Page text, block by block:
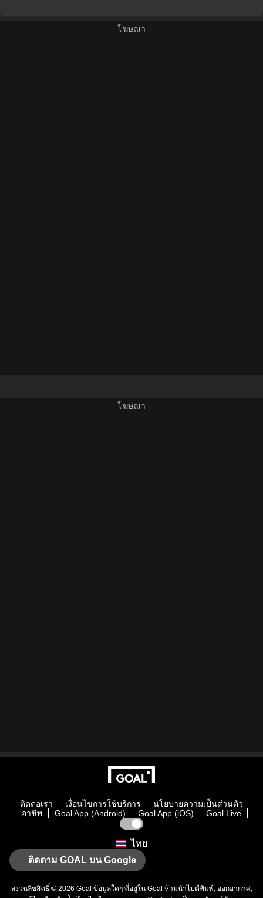
ติดต่อเรา เงื่อนไขการใช้บริการ
นโยบายความเป็นส่วนตัว
อาชีพ
Goal App (Android) Goal App (iOS) Goal Live
ไทย
ติดตาม GOAL บน Google
สงวนลิขสิทธิ์ © 2026 Goal ข้อมูลใดๆ ที่อยู่ใน Goal ห้ามนำไปตีพิมพ์, ออกอากาศ,